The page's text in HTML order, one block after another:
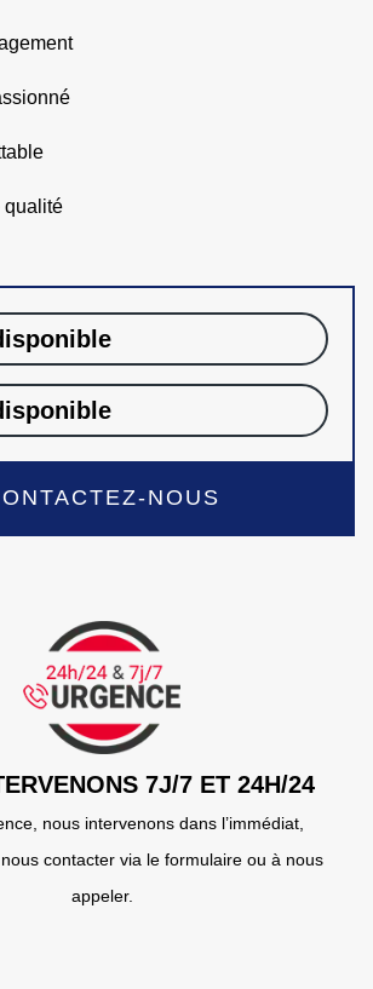
qualité
NOUS
7J/7 ET 24H/24
nous intervenons dans l’immédiat,
nous contacter via le formulaire ou à nous
appeler.